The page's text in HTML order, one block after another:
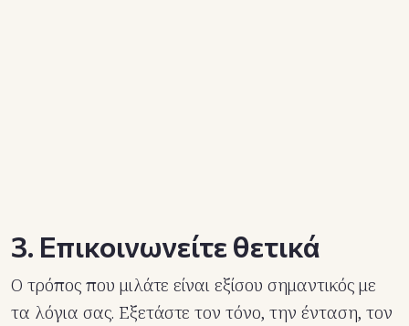
3. Επικοινωνείτε θετικά
Ο τρόπος που μιλάτε είναι εξίσου σημαντικός με
τα λόγια σας. Εξετάστε τον τόνο, την ένταση, τον